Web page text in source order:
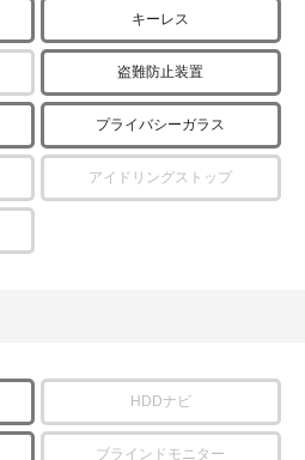
キーレス
盗難防止装置
プライバシーガラス
アイドリングストップ
HDDナビ
ブラインドモニター